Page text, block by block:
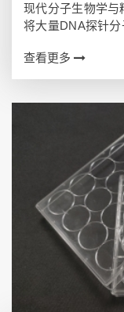
现代分子生物学与
将大量DNA探针
术工具。 基因芯
查看更多